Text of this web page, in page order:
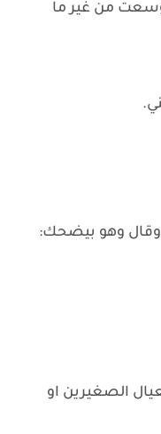
وسعت من غير ما
وقال وهو بيضحك:
الصغيرين او